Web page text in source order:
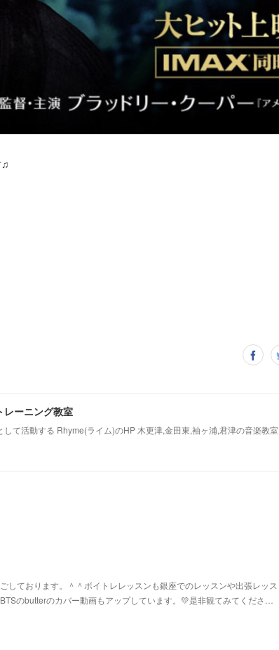
♫
ーニング教室
して活動する Rhyme(ライム)のHP 木更津,金田東,袖ヶ浦,君津の音楽教室
しております。＾＾ボイトレレッスンも銀座でのレッスンや出張レッス
のbutterのカバー動画もアップしています。💛是非観てみてくださ…